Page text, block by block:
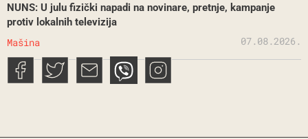
NUNS: U julu fizički napadi na novinare, pretnje, kampanje
protiv lokalnih televizija
Mašina 07.08.2026.